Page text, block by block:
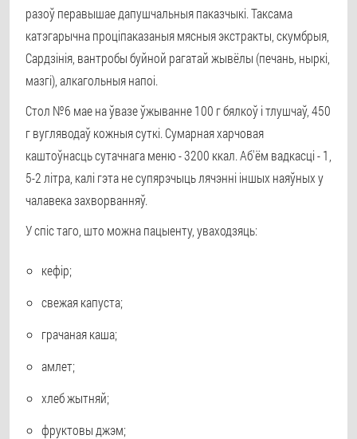
разоў перавышае дапушчальныя паказчыкі. Таксама
катэгарычна проціпаказаныя мясныя экстракты, скумбрыя,
Сардзінія, вантробы буйной рагатай жывёлы (печань, ныркі,
мазгі), алкагольныя напоі.
Стол №6 мае на ўвазе ўжыванне 100 г бялкоў і тлушчаў, 450
г вугляводаў кожныя суткі. Сумарная харчовая
каштоўнасць сутачнага меню - 3200 ккал. Аб'ём вадкасці - 1,
5-2 літра, калі гэта не супярэчыць лячэнні іншых наяўных у
чалавека захворванняў.
У спіс таго, што можна пацыенту, уваходзяць:
кефір;
свежая капуста;
грачаная каша;
амлет;
хлеб жытняй;
фруктовы джэм;